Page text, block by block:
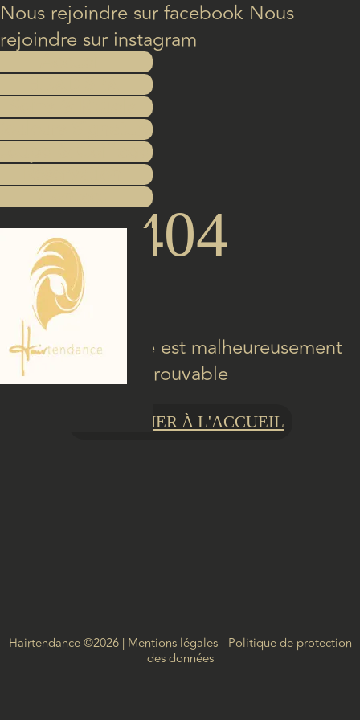
Accueil
Soins & Rituels
Signature
& Coiffage
Réservation
Contact
Nous rejoindre sur facebook Nous
rejoindre sur instagram
404
La page désirée est malheureusement
introuvable
RETOURNER À L'ACCUEIL
Hairtendance©2026 Mentions légales- Politique de protection
des données